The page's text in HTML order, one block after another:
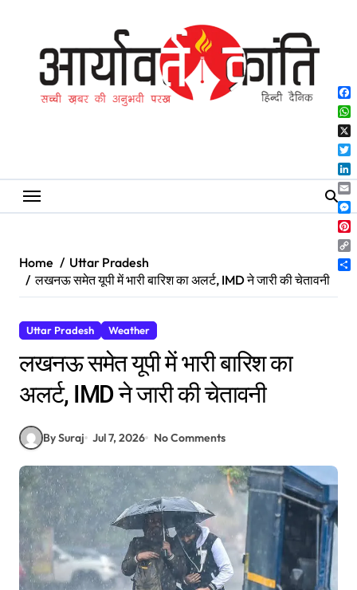
Home
Uttar Pradesh
लखनऊ समेत यूपी में भारी बारिश का अलर्ट, IMD ने जारी की चेतावनी
Uttar Pradesh Weather
लखनऊ समेत यूपी में भारी बारिश का
अलर्ट, IMD ने जारी की चेतावनी
By Suraj Jul 7, 2026 No Comments
X